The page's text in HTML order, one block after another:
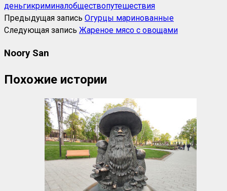
деньгикриминалобществопутешествия
Предыдущая запись Огурцы маринованные
Следующая запись Жареное мясо с овощами
Noory San
Похожие истории